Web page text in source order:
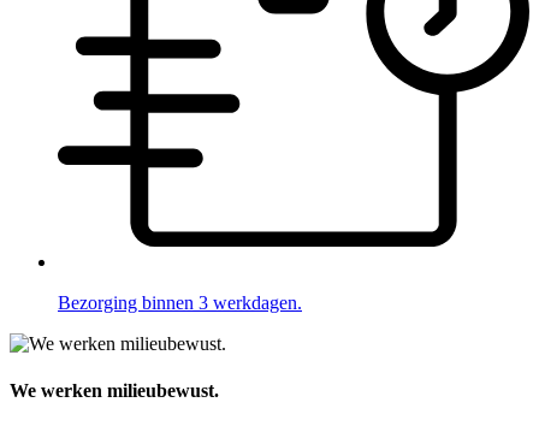
Bezorging binnen 3 werkdagen.
We werken milieubewust.